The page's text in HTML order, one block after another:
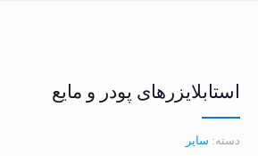
استابلایزرهای پودر و مایع
دسته: سایر